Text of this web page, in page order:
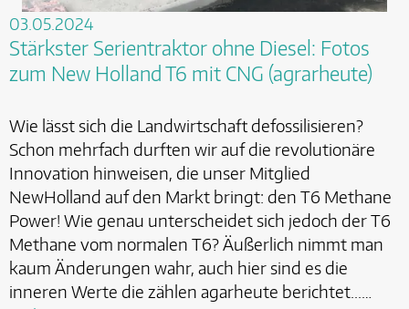
03.05.2024
Stärkster Serientraktor ohne Diesel: Fotos
zum New Holland T6 mit CNG (agrarheute)
Wie lässt sich die Landwirtschaft defossilisieren?
Schon mehrfach durften wir auf die revolutionäre
Innovation hinweisen, die unser Mitglied
NewHolland auf den Markt bringt: den T6 Methane
Power! Wie genau unterscheidet sich jedoch der T6
Methane vom normalen T6? Äußerlich nimmt man
kaum Änderungen wahr, auch hier sind es die
inneren Werte die zählen agarheute berichtet...…